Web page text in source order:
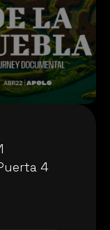
4
4